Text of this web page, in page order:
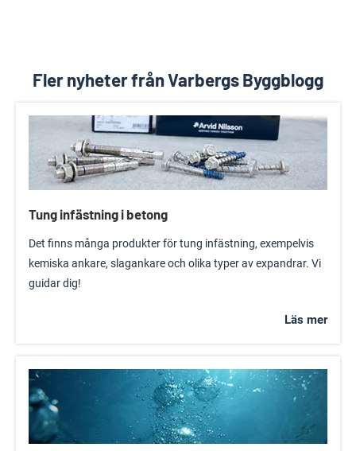
Fler nyheter från Varbergs Byggblogg
Tung infästning i betong
Det finns många produkter för tung infästning, exempelvis
kemiska ankare, slagankare och olika typer av expandrar. Vi
guidar dig!
Läs mer